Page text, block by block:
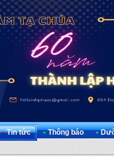
• Tin tức • Thông báo •